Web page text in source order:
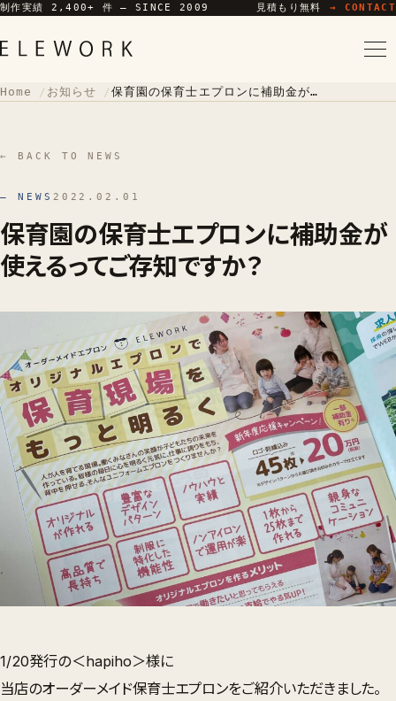
制作実績 2,400+ 件 — SINCE 2009 見積もり無料 → CONTACT
Home お知らせ 保育園の保育士エプロンに補助金が使えるってご存知ですか？
← BACK TO NEWS
— NEWS 2022.02.01
保育園の保育士エプロンに補助金が
使えるってご存知ですか？
1/20発行の＜hapiho＞様に
当店のオーダーメイド保育士エプロンをご紹介いただきました。